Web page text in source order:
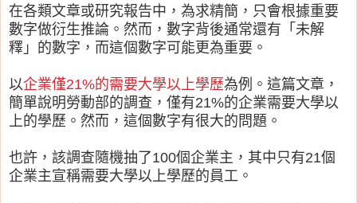
在各類文章或研究報告中，為求精簡，只會根據重要
數字做衍生推論。然而，數字背後通常還有「未解
釋」的數字，而這個數字可能更為重要。
以企業僅21%的需要大學以上學歷為例。這篇文章，
簡單說明勞動部的調查，僅有21%的企業需要大學以
上的學歷。然而，這個數字有很大的問題。
也許，該調查隨機抽了100個企業主，其中只有21個
企業主宣稱需要大學以上學歷的員工。